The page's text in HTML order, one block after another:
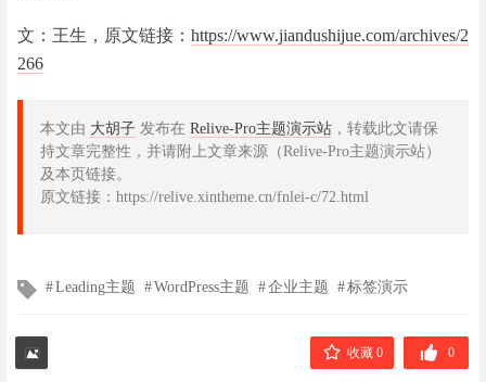
文：王生，原文链接： https://www.jiandushijue.com/archives/2
266
本文由 大胡子 发布在 Relive-Pro主题演示站 ，转载此文请保
持文章完整性，并请附上文章来源（Relive-Pro主题演示站）
及本页链接。
原文链接：https://relive.xintheme.cn/fnlei-c/72.html
文
签
Leading主题 WordPress主题 企业主题 标签演示
收藏 0 0